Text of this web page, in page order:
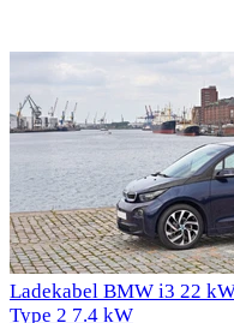
Ladekabel BMW i3 22
Type 2 7.4 kW